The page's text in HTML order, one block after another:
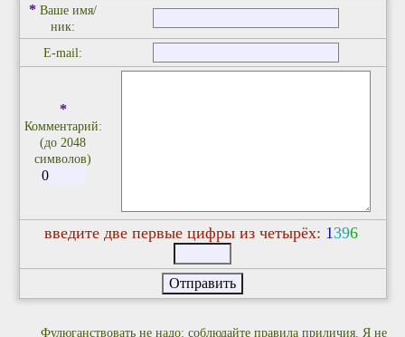
* Ваше имя/
ник:
E-mail:
*
Комментарий:
(до 2048
символов)
введите две первые цифры из четырёх: 1396
Фулюганствовать не надо: соблюдайте правила приличия. Я не